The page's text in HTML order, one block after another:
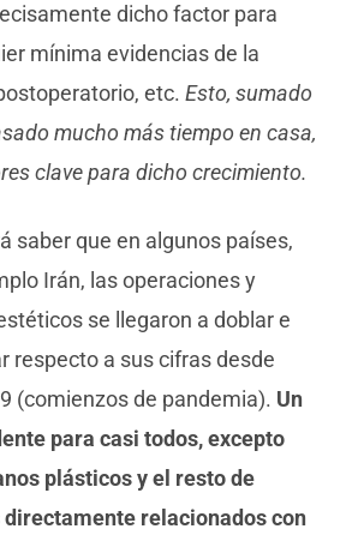
dicho factor para
mínima evidencias de la
etc. Esto, sumado
mucho más tiempo en casa,
clave para dicho crecimiento.
saber que en algunos países,
Irán, las operaciones y
se llegaron a doblar e
respecto a sus cifras desde
(comienzos de pandemia). Un
para casi todos, excepto
plásticos y el resto de
relacionados con